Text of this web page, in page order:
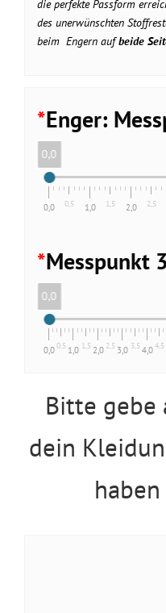
die perfekte Passform
des unerwünschten
beim Engern aufbeide
*Enger:
0,0
0,0 0,5 1,0 1,5 2,0 2,5
*Messpunkt 3
0,0
0,00,5 1,0 1,5 2,0 2,5 3,0 3,5 4,04,5
Bitte gebe
dein